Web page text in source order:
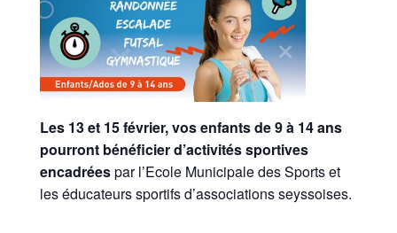
Les 13 et 15 février, vos enfants de 9 à 14 ans
pourront bénéficier d’activités sportives
encadréespar l’Ecole Municipale des Sports et
les éducateurs sportifs d’associations seyssoises.